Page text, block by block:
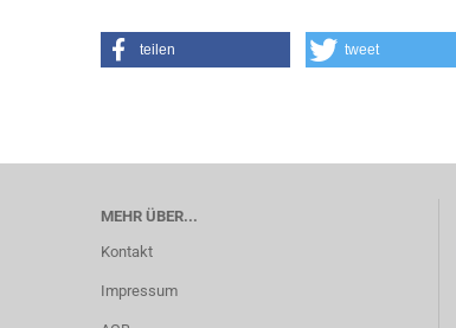
teilen tweet
MEHR ÜBER...
Kontakt
Impressum